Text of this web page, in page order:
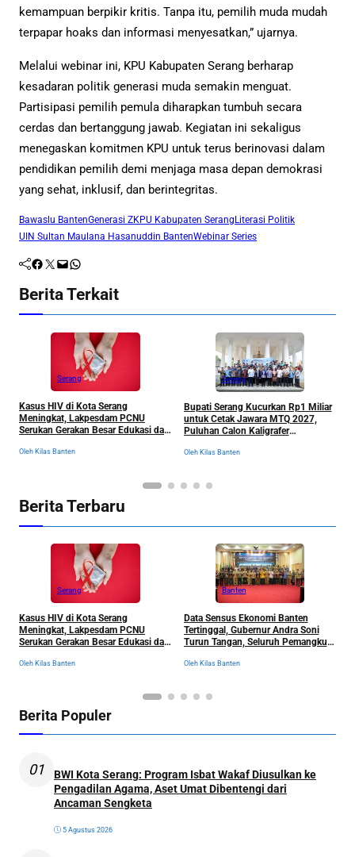
kemampuan berpikir kritis. Tanpa itu, pemilih muda mudah
terpapar hoaks dan informasi menyesatkan,” ujarnya.
Melalui webinar ini, KPU Kabupaten Serang berharap
kesadaran politik generasi muda semakin menguat.
Partisipasi pemilih pemula diharapkan tumbuh secara
cerdas dan bertanggung jawab. Kegiatan ini sekaligus
menegaskan komitmen KPU untuk terus berinovasi dalam
pendidikan pemilih demi menjaga masa depan demokrasi
yang sehat, inklusif, dan berintegritas.
Bawaslu BantenGenerasi ZKPU Kabupaten SerangLiterasi Politik
UIN Sultan Maulana Hasanuddin BantenWebinar Series
Facebook Twitter Mail WhatsApp
Berita Terkait
Serang
Kasus HIV di Kota Serang
Meningkat, Lakpesdam PCNU
Serukan Gerakan Besar Edukasi dan
Oleh Kilas Banten
Serang
Bupati Serang Kucurkan Rp1 Miliar
untuk Cetak Jawara MTQ 2027,
Puluhan Calon Kaligrafer
Oleh Kilas Banten
Berita Terbaru
Serang
Kasus HIV di Kota Serang
Meningkat, Lakpesdam PCNU
Serukan Gerakan Besar Edukasi dan
Oleh Kilas Banten
Banten
Data Sensus Ekonomi Banten
Tertinggal, Gubernur Andra Soni
Turun Tangan, Seluruh Pemangku
Dikumpulkan
Oleh Kilas Banten
Berita Populer
01
BWI Kota Serang: Program Isbat Wakaf Diusulkan ke
Pengadilan Agama, Aset Umat Dibentengi dari
Ancaman Sengketa
5 Agustus 2026